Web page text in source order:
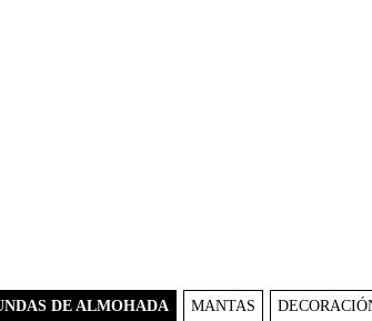
DE ALMOHADA MANTAS